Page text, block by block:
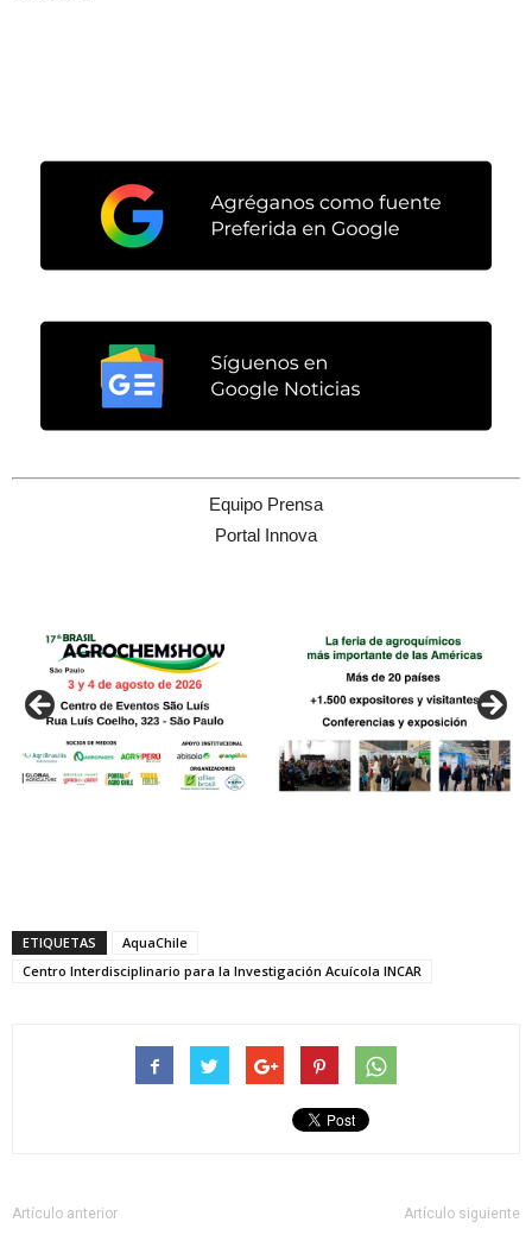
Equipo Prensa
Portal Innova
ETIQUETAS
AquaChile
Centro Interdisciplinario para la Investigación Acuícola INCAR
Artículo anterior Artículo siguiente